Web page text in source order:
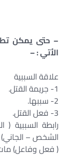
– حتى يمكن
الأتي : –
علاقة السببية
1- جريمة القتل.
2- سببها.
3- فعل القتل.
رابطة السببية (
الشخص –
( فعل وفاعل) مات